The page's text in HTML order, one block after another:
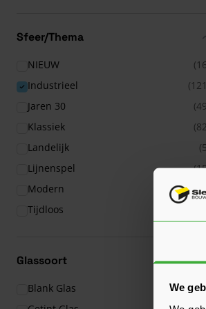
We
Sfeer/Thema
NIEUW
Industrieel
Jaren 30
Klassiek
Landelijk
Lijnenspel
Modern
Tijdloos
Glassoort
Blank Glas